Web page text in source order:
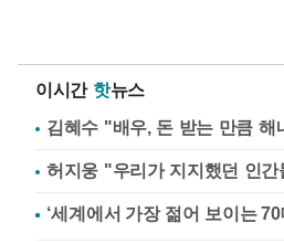
이시간 핫뉴스
김혜수 "배우, 돈 받는 만큼
허지웅 "우리가 지지했던 인